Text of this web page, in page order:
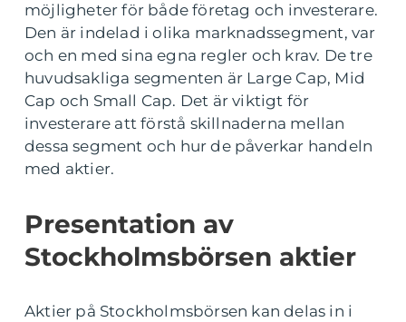
möjligheter för både företag och investerare.
Den är indelad i olika marknadssegment, var
och en med sina egna regler och krav. De tre
huvudsakliga segmenten är Large Cap, Mid
Cap och Small Cap. Det är viktigt för
investerare att förstå skillnaderna mellan
dessa segment och hur de påverkar handeln
med aktier.
Presentation av
Stockholmsbörsen aktier
Aktier på Stockholmsbörsen kan delas in i